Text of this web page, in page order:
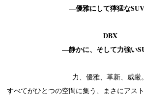
—優雅にして獰猛な
DBX
—静かに、そして力強い
力、優雅、革新、威厳。
すべてがひとつの空間に集う、まさにアス